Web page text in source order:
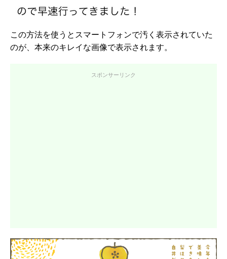
この方法を使うとスマートフォンで汚く表示されていた
のが、本来のキレイな画像で表示されます。
スポンサーリンク